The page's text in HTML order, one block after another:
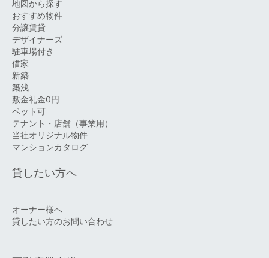
地図から探す
おすすめ物件
分譲賃貸
デザイナーズ
駐車場付き
借家
新築
築浅
敷金礼金0円
ペット可
テナント・店舗（事業用）
当社オリジナル物件
マンションカタログ
貸したい方へ
オーナー様へ
貸したい方のお問い合わせ